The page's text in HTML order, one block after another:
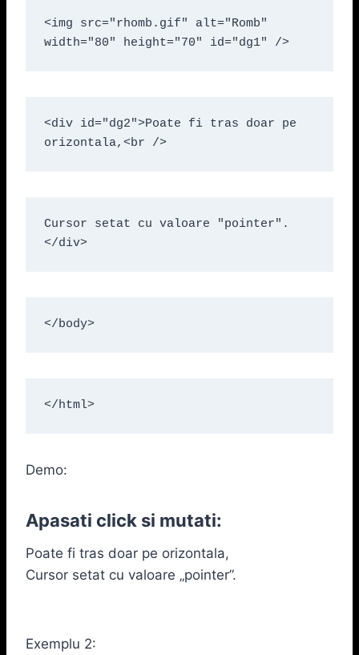
<img src="rhomb.gif" alt="Romb"
width="80" height="70" id="dg1" />
<div id="dg2">Poate fi tras doar pe
orizontala,<br />
Cursor setat cu valoare "pointer".
</div>
</body>
</html>
Demo:
Apasati click si mutati:
Poate fi tras doar pe orizontala,
Cursor setat cu valoare „pointer”.
Exemplu 2: